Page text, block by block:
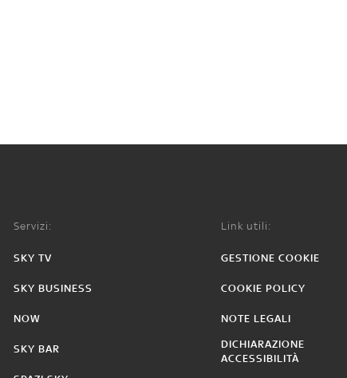
Servizi:
SKY TV
SKY BUSINESS
NOW
SKY BAR
Link utili:
GESTIONE COOKIE
COOKIE POLICY
NOTE LEGALI
DICHIARAZIONE
ACCESSIBILITÀ